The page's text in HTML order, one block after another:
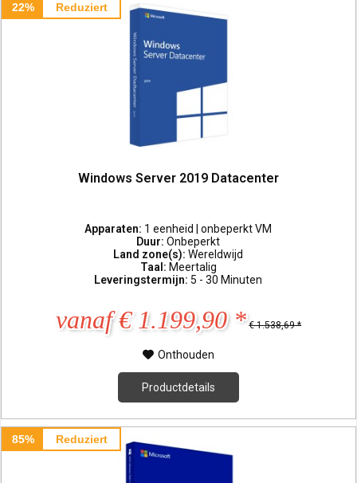
22% Reduziert
Windows Server 2019 Datacenter
Apparaten: 1 eenheid | onbeperkt VM
Duur:Onbeperkt
Land zone(s):Wereldwijd
Taal: Meertalig
Leveringstermijn: 5 - 30 Minuten
vanaf € 1.199,90 * € 1.538,69 *
Onthouden
Productdetails
85% Reduziert